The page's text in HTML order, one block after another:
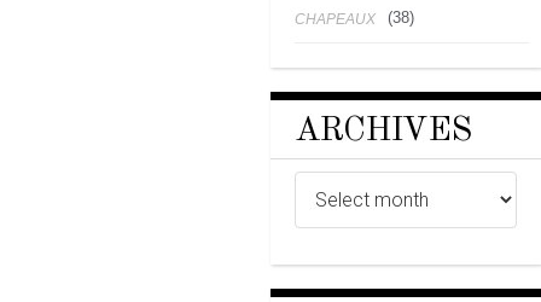
CHAPEAUX (38)
ARCHIVES